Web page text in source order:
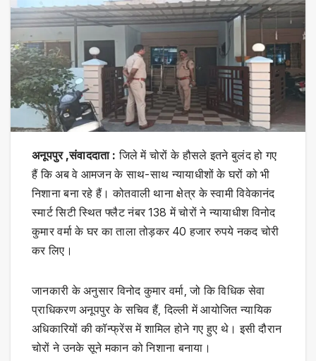
अनूपपुर ,संवाददाता : जिले में चोरों के हौसले इतने बुलंद हो गए
हैं कि अब वे आमजन के साथ-साथ न्यायाधीशों के घरों को भी
निशाना बना रहे हैं। कोतवाली थाना क्षेत्र के स्वामी विवेकानंद
स्मार्ट सिटी स्थित फ्लैट नंबर 138 में चोरों ने न्यायाधीश विनोद
कुमार वर्मा के घर का ताला तोड़कर 40 हजार रुपये नकद चोरी
कर लिए।
जानकारी के अनुसार विनोद कुमार वर्मा, जो कि विधिक सेवा
प्राधिकरण अनूपपुर के सचिव हैं, दिल्ली में आयोजित न्यायिक
अधिकारियों की कॉन्फ्रेंस में शामिल होने गए हुए थे। इसी दौरान
चोरों ने उनके सूने मकान को निशाना बनाया।